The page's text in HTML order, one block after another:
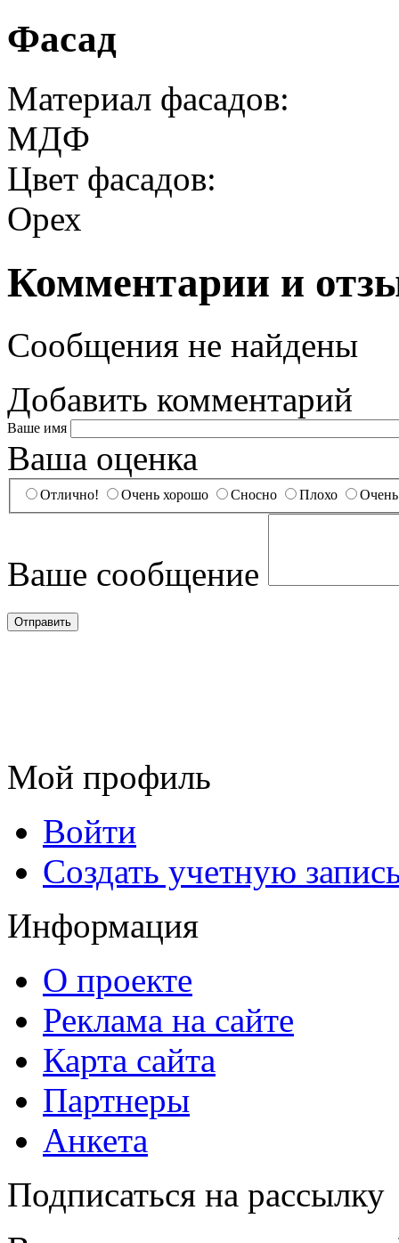
Фасад
Материал фасадов:
МДФ
Цвет фасадов:
Орех
Комментарии и
Сообщения не найдены
Добавить комментарий
Ваше имя
Ваша оценка
Отлично! Очень хорошо Сносно Плохо
Ваше сообщение
Мой профиль
Войти
Создать учетную
Информация
О проекте
Реклама на сайте
Карта сайта
Партнеры
Анкета
Подписаться на рассылку